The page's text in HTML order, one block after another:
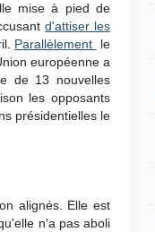
mise à pied de
d'attiser les
Parallèlement
le
européenne a
de 13 nouvelles
les opposants
présidentielles le
alignés. Elle est
n'a pas aboli